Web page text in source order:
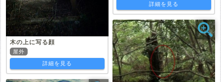
木の上に写る顔
屋外
詳細を見る
詳細を見る